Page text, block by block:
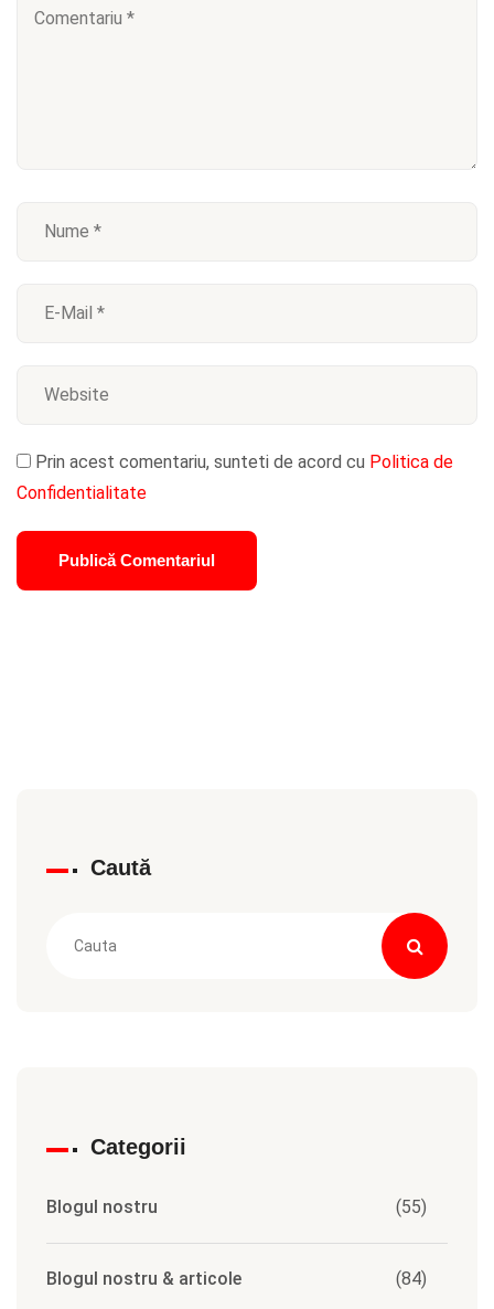
Prin acest comentariu, sunteti de acord cu Politica de
Confidentialitate
Caută
Categorii
Blogul nostru (55)
Blogul nostru & articole (84)